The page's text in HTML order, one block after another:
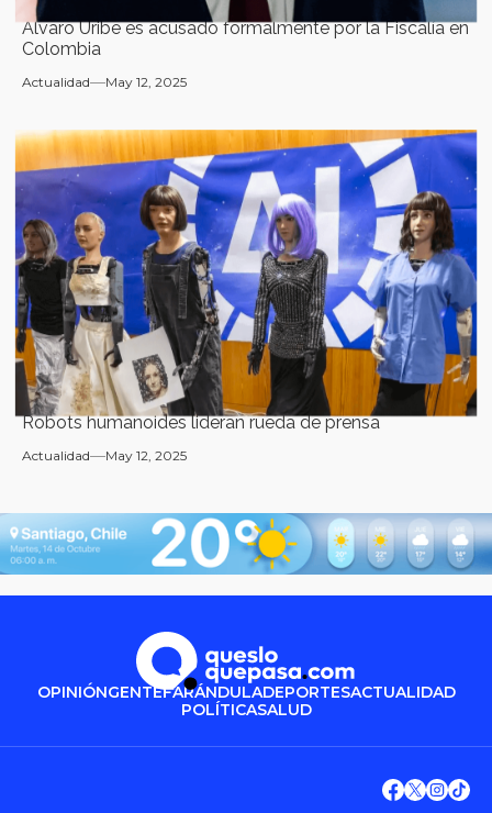
Álvaro Uribe es acusado formalmente por la Fiscalía en
Colombia
Actualidad May 12, 2025
Robots humanoides lideran rueda de prensa
Actualidad May 12, 2025
OPINIÓNGENTEFARÁNDULADEPORTESACTUALIDAD
POLÍTICASALUD